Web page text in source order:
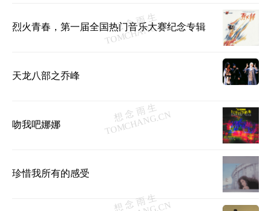
烈火青春，第一届全国热门音乐大赛纪念专辑
天龙八部之乔峰
吻我吧娜娜
珍惜我所有的感受